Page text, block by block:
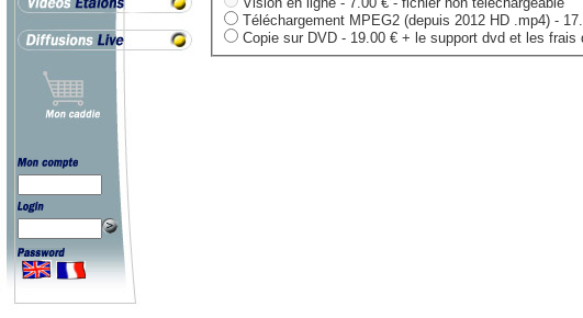
Téléchargement MPEG2 (depuis 2012 HD .mp4) -
Copie sur DVD - 19.00 € + le support dvd et les frais